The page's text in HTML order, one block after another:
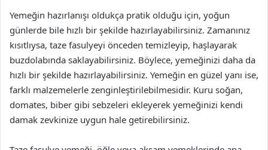
Yemeğin hazırlanışı oldukça pratik olduğu için, yoğun
günlerde bile hızlı bir şekilde hazırlayabilirsiniz. Zamanınız
kısıtlıysa, taze fasulyeyi önceden temizleyip, haşlayarak
buzdolabında saklayabilirsiniz. Böylece, yemeğinizi daha da
hızlı bir şekilde hazırlayabilirsiniz. Yemeğin en güzel yanı ise,
farklı malzemelerle zenginleştirilebilmesidir. Kuru soğan,
domates, biber gibi sebzeleri ekleyerek yemeğinizi kendi
damak zevkinize uygun hale getirebilirsiniz.